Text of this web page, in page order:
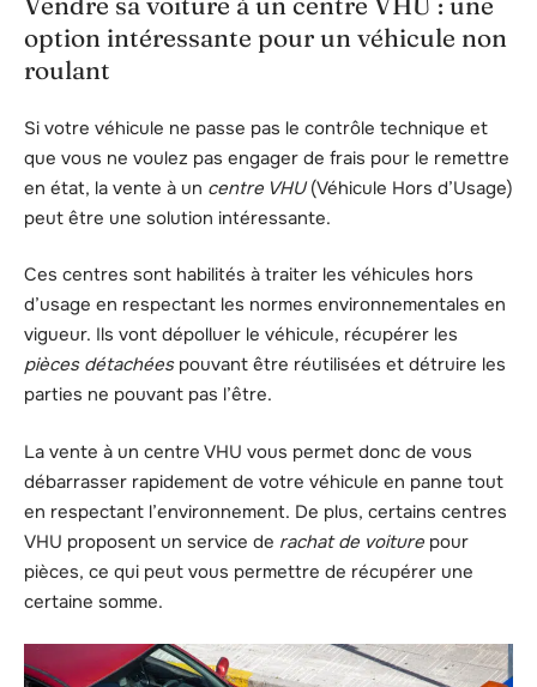
option intéressante pour un véhicule non
roulant
Si votre véhicule ne passe pas le contrôle technique et
que vous ne voulez pas engager de frais pour le remettre
en état, la vente à un centre VHU(Véhicule Hors d’Usage)
peut être une solution intéressante.
Ces centres sont habilités à traiter les véhicules hors
d’usage en respectant les normes environnementales en
vigueur. Ils vont dépolluer le véhicule, récupérer les
pièces détachéespouvant être réutilisées et détruire les
parties ne pouvant pas l’être.
La vente à un centre VHU vous permet donc de vous
débarrasser rapidement de votre véhicule en panne tout
en respectant l’environnement. De plus, certains centres
VHU proposent un service de rachat de voiture pour
pièces, ce qui peut vous permettre de récupérer une
certaine somme.